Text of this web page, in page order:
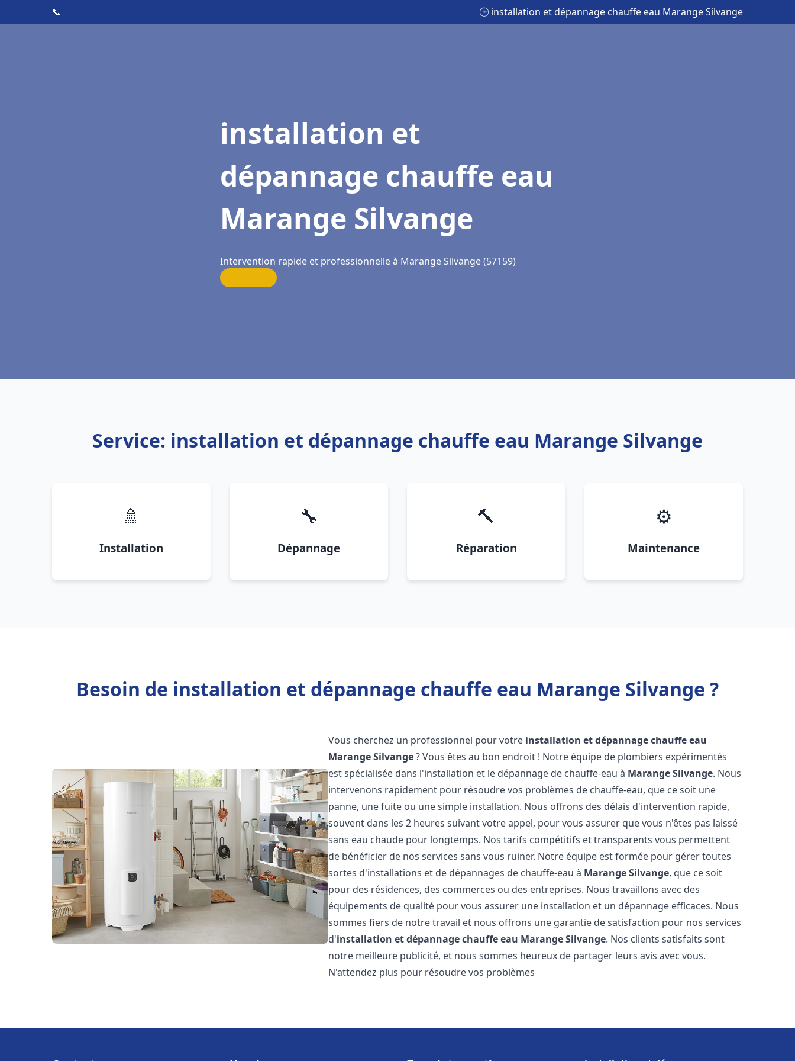
📞 🕒 installation et dépannage chauffe eau Marange Silvange
installation et
dépannage chauffe eau
Marange Silvange
Intervention rapide et professionnelle à Marange Silvange (57159)
Service: installation et dépannage chauffe eau Marange Silvange
🚿
Installation
🔧
Dépannage
🔨
Réparation
⚙️
Maintenance
Besoin de installation et dépannage chauffe eau Marange Silvange ?
Vous cherchez un professionnel pour votre installation et dépannage chauffe eau
Marange Silvange? Vous êtes au bon endroit ! Notre équipe de plombiers expérimentés
est spécialisée dans l'installation et le dépannage de chauffe-eau à Marange Silvange. Nous
intervenons rapidement pour résoudre vos problèmes de chauffe-eau, que ce soit une
panne, une fuite ou une simple installation. Nous offrons des délais d'intervention rapide,
souvent dans les 2 heures suivant votre appel, pour vous assurer que vous n'êtes pas laissé
sans eau chaude pour longtemps. Nos tarifs compétitifs et transparents vous permettent
de bénéficier de nos services sans vous ruiner. Notre équipe est formée pour gérer toutes
sortes d'installations et de dépannages de chauffe-eau à Marange Silvange, que ce soit
pour des résidences, des commerces ou des entreprises. Nous travaillons avec des
équipements de qualité pour vous assurer une installation et un dépannage efficaces. Nous
sommes fiers de notre travail et nous offrons une garantie de satisfaction pour nos services
d'installation et dépannage chauffe eau Marange Silvange. Nos clients satisfaits sont
notre meilleure publicité, et nous sommes heureux de partager leurs avis avec vous.
N'attendez plus pour résoudre vos problèmes